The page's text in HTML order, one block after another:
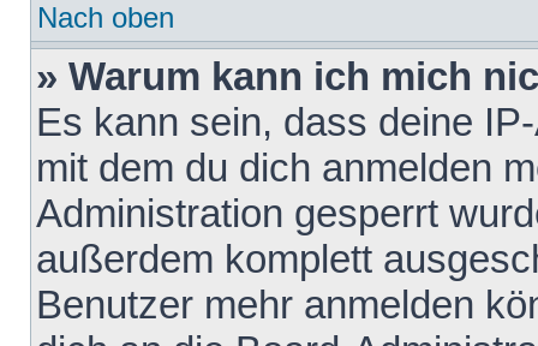
Nach oben
» Warum kann ich mich
Es kann sein, dass deine
mit dem du dich anmelden
Administration gesperrt
außerdem komplett
Benutzer mehr anmelden